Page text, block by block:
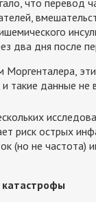
что перевод
два дня после
Моргенталера,
и такие данные не
риск острых
(но не частота)